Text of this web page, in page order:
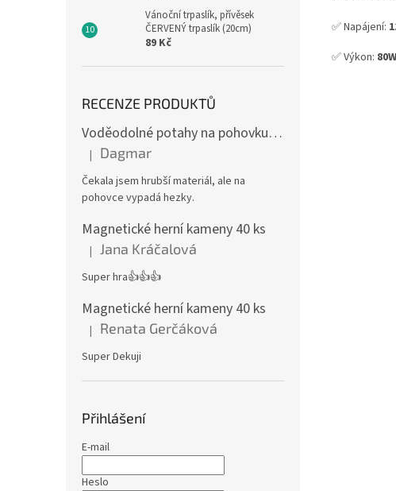
Vánoční trpaslík, přívěsek
ČERVENÝ trpaslík (20cm)
89 Kč
RECENZE PRODUKTŮ
Voděodolné potahy na pohovku se vzorem
Hodnocení produktu je 4 z 5 hvězdiček.
| Dagmar
Čekala jsem hrubší materiál, ale na
pohovce vypadá hezky.
Magnetické herní kameny 40 ks
Hodnocení produktu je 5 z 5 hvězdiček.
| Jana Kráčalová
Super hra👍👍👍
Magnetické herní kameny 40 ks
Hodnocení produktu je 5 z 5 hvězdiček.
| Renata Gerčáková
Super Dekuji
Přihlášení
E-mail
Heslo
✅ Napájení:
✅ Výkon: 80W